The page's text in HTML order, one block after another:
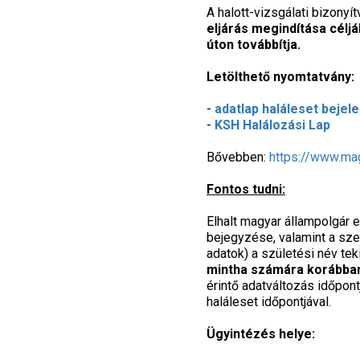
A halott-vizsgálati
eljárás megindítása
úton továbbítja.
Letölthető nyomtatvány:
- adatlap haláleset
- KSH Halálozási Lap
Bővebben: https://
Fontos tudni:
Elhalt magyar állampolgár
bejegyzése, valamint a
adatok) a születési név
mintha számára
érintő adatváltozás
haláleset időpontjával.
Ügyintézés helye: